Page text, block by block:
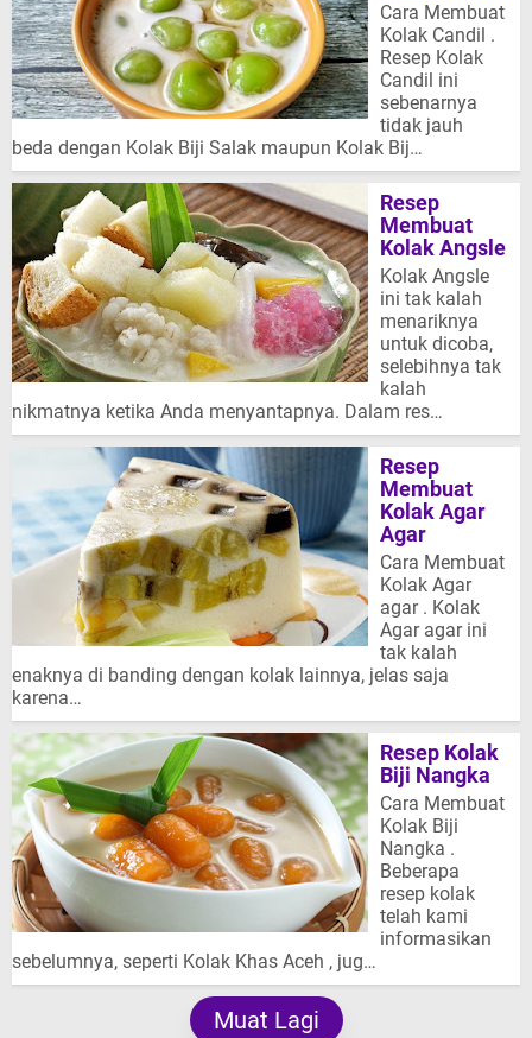
Cara Membuat
Kolak Candil .
Resep Kolak
Candil ini
sebenarnya
tidak jauh
beda dengan Kolak Biji Salak maupun Kolak Bij…
Resep
Membuat
Kolak Angsle
Kolak Angsle
ini tak kalah
menariknya
untuk dicoba,
selebihnya tak
kalah
nikmatnya ketika Anda menyantapnya. Dalam res…
Resep
Membuat
Kolak Agar
Agar
Cara Membuat
Kolak Agar
agar . Kolak
Agar agar ini
tak kalah
enaknya di banding dengan kolak lainnya, jelas saja
karena…
Resep Kolak
Biji Nangka
Cara Membuat
Kolak Biji
Nangka .
Beberapa
resep kolak
telah kami
informasikan
sebelumnya, seperti Kolak Khas Aceh , jug…
Muat Lagi